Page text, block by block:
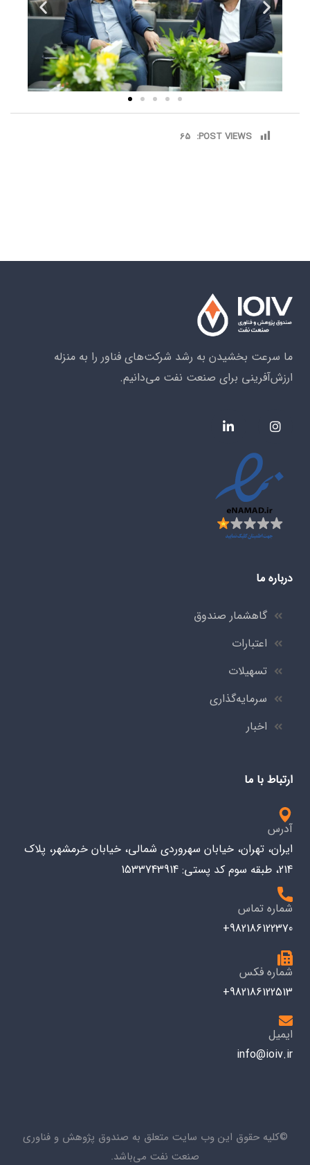
POST VIEWS:
65
ما سرعت بخشیدن به رشد شرکت‌های فناور را به منزله
ارزش‌آفرینی برای صنعت نفت می‌دانیم.
درباره ما
گاهشمار صندوق
اعتبارات
تسهیلات
سرمایه‌گذاری
اخبار
ارتباط با ما
آدرس
ایران، تهران، خیابان سهروردی شمالی، خیابان خرمشهر، پلاک
214، طبقه سوم کد پستی: 1533743914
شماره تماس
982186122370+
شماره فکس
982186122513+
ایمیل
info@ioiv.ir
©کلیه حقوق این وب سایت متعلق به صندوق پژوهش و فناوری
صنعت نفت می‌باشد.